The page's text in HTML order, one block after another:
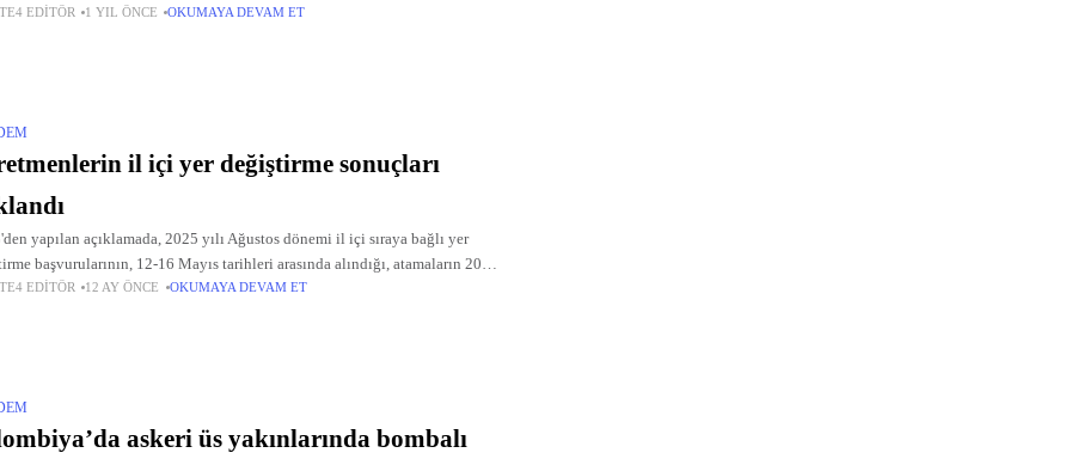
Görüşmede Türkiye ile Azerbaycan ikili ilişkileri, bölgesel ve küresel
EDITÖR 1 YIL ÖNCE OKUMAYA DEVAM ET
il içi yer değiştirme sonuçları
yapılan açıklamada, 2025 yılı Ağustos dönemi il içi sıraya bağlı yer
başvurularının, 12-16 Mayıs tarihleri arasında alındığı, atamaların 20
yapıldığı hatırlatıldı. Açıklamada, sıra tayin işlemlerinin
EDITÖR 12 AY ÖNCE OKUMAYA DEVAM ET
askeri üs yakınlarında bombalı